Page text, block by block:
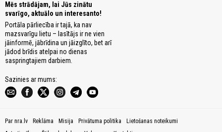
Mēs strādājam, lai Jūs zinātu
svarīgo, aktuālo un interesanto!
Portāla pārliecība ir tajā, ka nav
mazsvarīgu lietu – lasītājs ir ne vien
jāinformē, jābrīdina un jāizglīto, bet arī
jādod brīdis atelpai no dienas
saspringtajiem darbiem.
Sazinies ar mums:
Par nra.lv Reklāma Misija Privātuma politika
Lietošanas noteikumi